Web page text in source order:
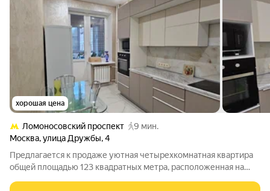
хорошая цена
Ломоносовский проспект
9 мин.
Москва,улица Дружбы,4
Предлагается к продаже уютная четырехкомнатная квартира
общей площадью 123 квадратных метра, расположенная на